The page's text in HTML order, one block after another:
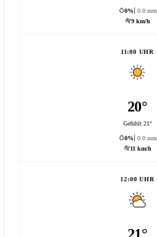
0%
0.0 mm
9 km/h
11:00 UHR
20°
Gefühlt 21°
0%
0.0 mm
11 km/h
12:00 UHR
21°